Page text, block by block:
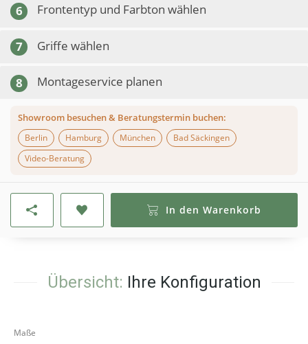
6 Frontentyp und Farbton wählen
7 Griffe wählen
8 Montageservice planen
Showroom besuchen & Beratungstermin buchen:
Berlin
Hamburg München
Bad Säckingen
Video-Beratung
In den Warenkorb
Übersicht: Ihre Konfiguration
Maße